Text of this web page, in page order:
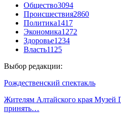
Общество3094
Происшествия2860
Политика1417
Экономика1272
Здоровье1234
Власть1125
Выбор редакции:
Рождественский спектакль
Жителям Алтайского края Музей
принять…